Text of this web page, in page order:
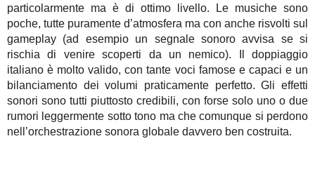
particolarmente ma è di ottimo livello. Le musiche sono
poche, tutte puramente d’atmosfera ma con anche risvolti sul
gameplay (ad esempio un segnale sonoro avvisa se si
rischia di venire scoperti da un nemico). Il doppiaggio
italiano è molto valido, con tante voci famose e capaci e un
bilanciamento dei volumi praticamente perfetto. Gli effetti
sonori sono tutti piuttosto credibili, con forse solo uno o due
rumori leggermente sotto tono ma che comunque si perdono
nell’orchestrazione sonora globale davvero ben costruita.